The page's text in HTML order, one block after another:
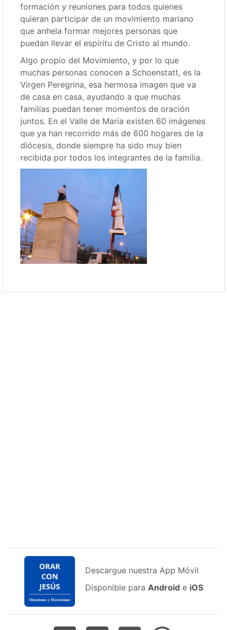
formación y reuniones para todos quienes
quieran participar de un movimiento mariano
que anhela formar mejores personas que
puedan llevar el espíritu de Cristo al mundo.
Algo propio del Movimiento, y por lo que
muchas personas conocen a Schoenstatt, es la
Virgen Peregrina, esa hermosa imagen que va
de casa en casa, ayudando a que muchas
familias puedan tener momentos de oración
juntos. En el Valle de María existen 60 imágenes
que ya han recorrido más de 600 hogares de la
diócesis, donde siempre ha sido muy bien
recibida por todos los integrantes de la familia.
Descargue nuestra App Móvil
Disponible para Android e iOS